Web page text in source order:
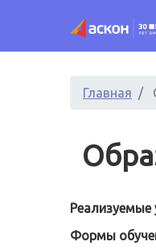
Главная
Реализуемые
Формы